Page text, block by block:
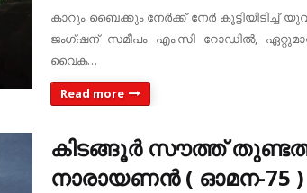
കാറും ബൈക്കും നേര്‍ക്ക് നേര്‍ കൂട്ടിയിടിച്ച്
ജംഗ്ഷന് സമീപം എം.സി റോഡില്‍,
വൈക…
Read more
കിടങ്ങൂര്‍ സൗത്ത്
നാരായണന്‍ ( ഓമന-75 )